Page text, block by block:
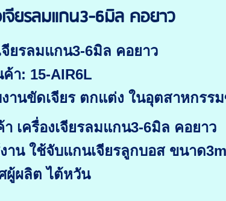
เจียรลมแกน3-6มิล คอยาว
จียรลมแกน3-6มิล คอยาว
า: 15-AIR6L
านขัดเจียร ตกแต่ง ในอุตสาหกรร
เครื่องเจียรลมแกน3-6มิล คอยาว
าน ใช้จับแกนเจียรลูกบอส ขนาด
ผู้ผลิต ไต้หวัน